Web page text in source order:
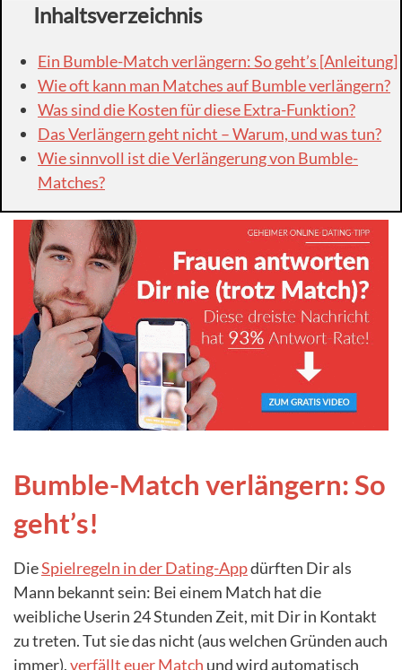
Inhaltsverzeichnis
Ein Bumble-Match verlängern: So geht’s [Anleitung]
Wie oft kann man Matches auf Bumble verlängern?
Was sind die Kosten für diese Extra-Funktion?
Das Verlängern geht nicht – Warum, und was tun?
Wie sinnvoll ist die Verlängerung von Bumble-
Matches?
Bumble-Match verlängern: So
geht’s!
DieSpielregeln in der Dating-Appdürften Dir als
Mann bekannt sein: Bei einem Match hat die
weibliche Userin 24 Stunden Zeit, mit Dir in Kontakt
zu treten. Tut sie das nicht (aus welchen Gründen auch
immer),verfällt euer Match und wird automatisch